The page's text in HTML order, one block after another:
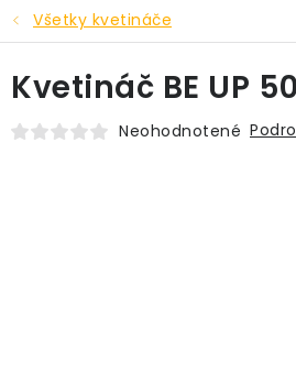
SUBSTRÁTY A PRÍSLUŠENSTVO
SERVIS INTERIÉROVEJ ZELENE
MACHY
Všetky kvetináče
Kvetináč BE UP 50
Neohodnotené